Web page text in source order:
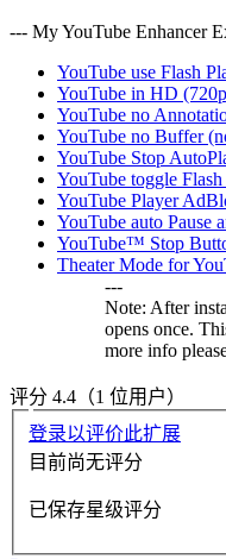
--- My YouTube Enhancer
YouTube use Flash
YouTube in HD
YouTube no
YouTube no Buffer
YouTube Stop
YouTube toggle
YouTube Player
YouTube auto Pause
YouTube™ Stop
Theater Mode for
---
Note: After
opens once.
more info
评分 4.4（1 位用户）
登录以评价此扩展
目前尚无评分
已保存星级评分